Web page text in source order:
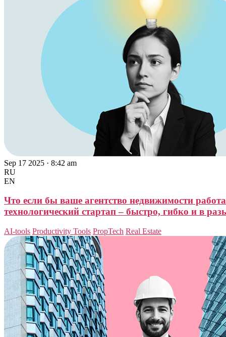
Sep 17 2025 · 8:42 am
RU
EN
Что если бы ваше агентство недвижимости
технологический стартап – быстро, гибко и в
AI-tools Productivity Tools PropTech Real Estate